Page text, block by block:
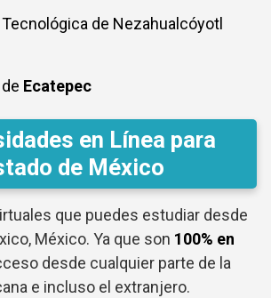
de Nezahualcóyotl
Ecatepec
en Línea para
de México
que puedes estudiar desde
México. Ya que son 100% en
desde cualquier parte de la
e incluso el extranjero.